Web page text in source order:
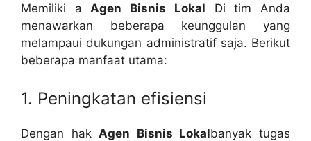
Memiliki a Agen Bisnis Lokal Di tim Anda
menawarkan beberapa keunggulan yang
melampaui dukungan administratif saja. Berikut
beberapa manfaat utama:
1. Peningkatan efisiensi
Dengan hakAgen Bisnis Lokalbanyak tugas